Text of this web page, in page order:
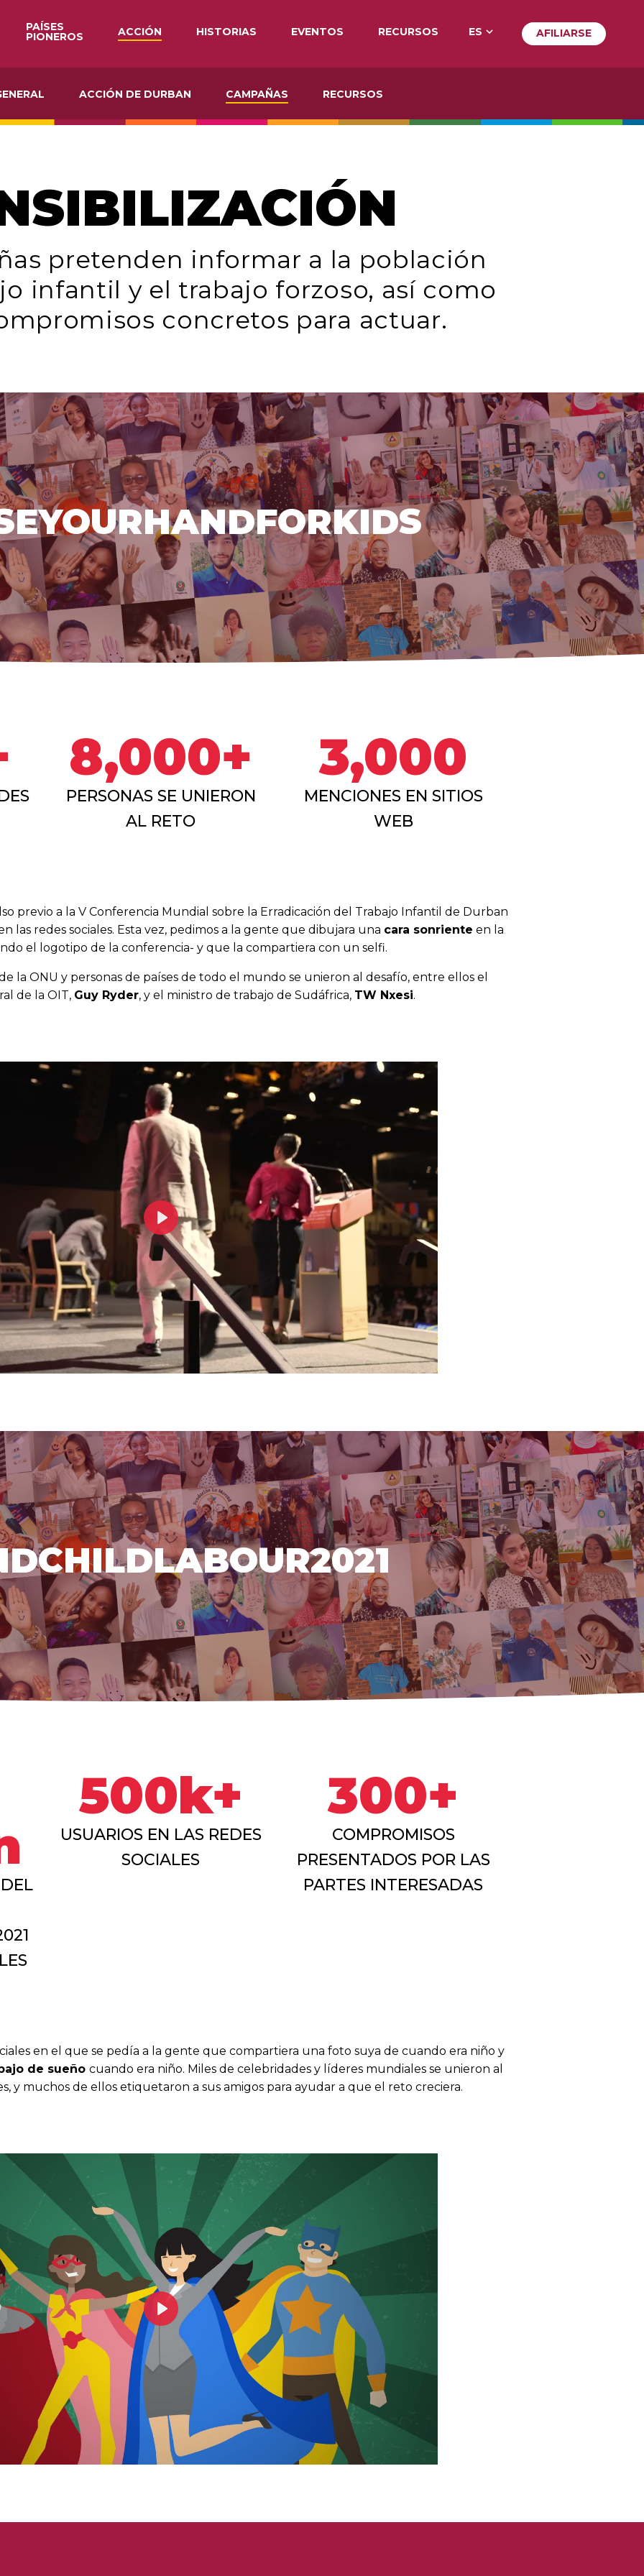
PAÍSES
PIONEROS
ACCIÓN
RESUMEN
ACCIÓN
DURBAN
RECURSOS
HISTORIAS EVENTOS RECURSOS ES AFILIARSE
ACCIÓN DE DURBAN CAMPAÑAS RECURSOS
pretenden informar a la población
infantil y el trabajo forzoso, así como
concretos para actuar.
8,000+
PERSONAS SE UNIERON
AL RETO
3,000
MENCIONES EN SITIOS
WEB
previo a la V Conferencia Mundial sobre la Erradicación del Trabajo Infantil de Durban
las redes sociales. Esta vez, pedimos a la gente que dibujara una cara sonriente en la
el logotipo de la conferencia- y que la compartiera con un selfi.
la ONU y personas de países de todo el mundo se unieron al desafío, entre ellos el
de la OIT, Guy Ryder, y el ministro de trabajo de Sudáfrica, TW Nxesi.
Mute Settings
Play
500k+
USUARIOS EN LAS REDES
SOCIALES
300+
COMPROMISOS
PRESENTADOS POR LAS
PARTES INTERESADAS
en el que se pedía a la gente que compartiera una foto suya de cuando era niño y
de sueño cuando era niño. Miles de celebridades y líderes mundiales se unieron al
y muchos de ellos etiquetaron a sus amigos para ayudar a que el reto creciera.
Mute Settings
Play